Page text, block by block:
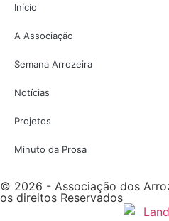
Início
A Associação
Semana Arrozeira
Notícias
Projetos
Minuto da Prosa
© 2026 - Associação dos
os direitos Reservados